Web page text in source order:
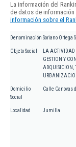
La información del
de datos de información
información sobre el
Denominación Soriano Ortega Sl
Objeto Social
LA ACTIVIDAD
GESTION Y
ADQUISICION,
Domicilio
Social
Calle Canovas
Localidad Jumilla